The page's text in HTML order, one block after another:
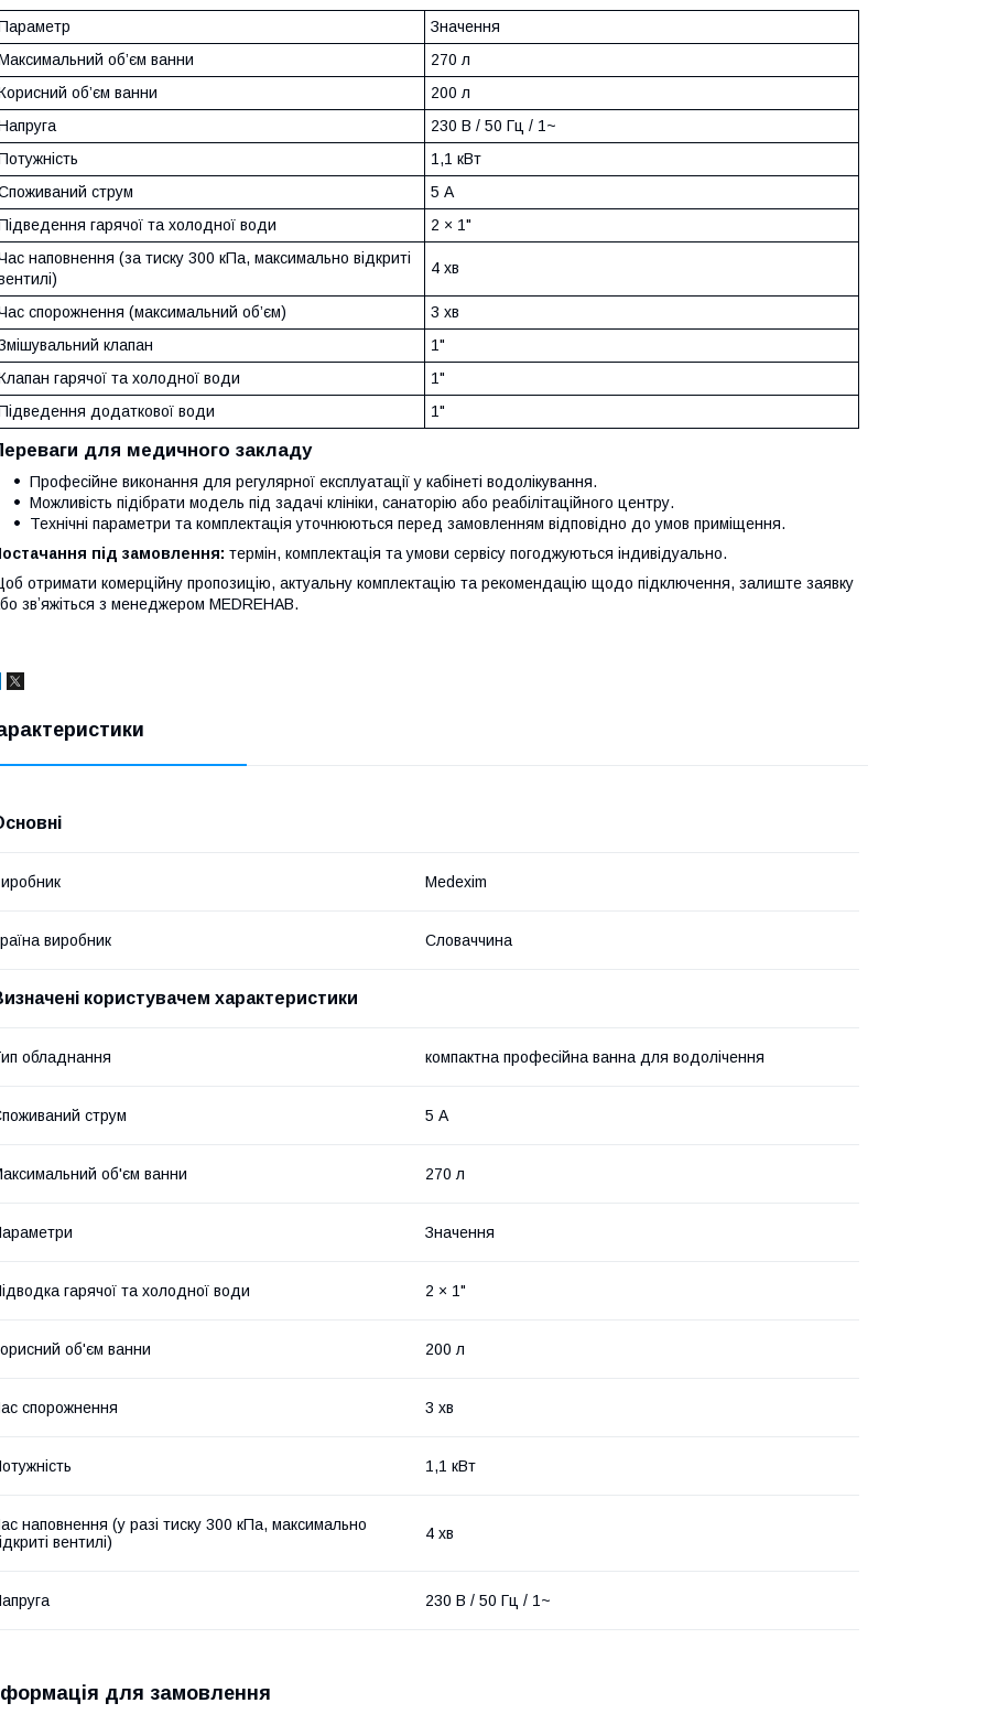
Значення
об’єм ванни
270 л
об’єм ванни
200 л
230 В / 50 Гц / 1~
1,1 кВт
струм
5 А
гарячої та холодної води
2 × 1"
наповнення (за тиску 300 кПа, максимально відкриті
4 хв
спорожнення (максимальний об’єм)
3 хв
клапан
1"
гарячої та холодної води
1"
додаткової води
1"
для медичного закладу
Професійне виконання для регулярної експлуатації у кабінеті водолікування.
Можливість підібрати модель під задачі клініки, санаторію або реабілітаційного центру.
Технічні параметри та комплектація уточнюються перед замовленням відповідно до умов приміщення.
під замовлення: термін, комплектація та умови сервісу погоджуються індивідуально.
отримати комерційну пропозицію, актуальну комплектацію та рекомендацію щодо підключення, залиште заявку
звʼяжіться з менеджером MEDREHAB.
Medexim
виробник Словаччина
користувачем характеристики
обладнання компактна професійна ванна для водолічення
струм 5 А
об'єм ванни 270 л
Значення
гарячої та холодної води 2 × 1"
об'єм ванни 200 л
спорожнення 3 хв
1,1 кВт
наповнення (у разі тиску 300 кПа, максимально
вентилі)
4 хв
230 В / 50 Гц / 1~
для замовлення